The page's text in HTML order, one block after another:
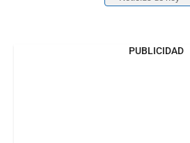
PUBLICIDAD